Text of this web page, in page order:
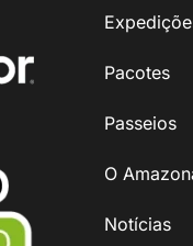
Pacotes
Passeios
O
Notícias